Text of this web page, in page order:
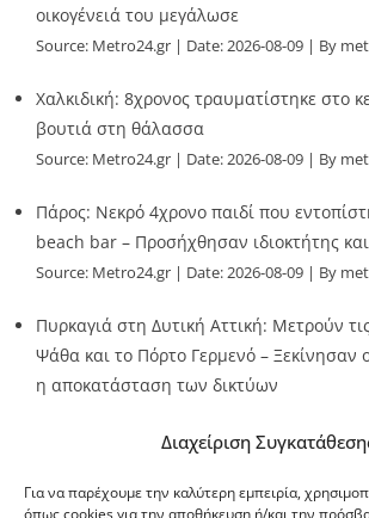
Διαχείριση
Για να παρέχουμε την καλύτερη εμπειρία,
όπως cookies για την αποθήκευση ή/και την
οικογένειά του μεγάλωσε
Source: Metro24.gr Date: 2026-08-09 By
Χαλκιδική: 8χρονος τραυματίστηκε στο
βουτιά στη θάλασσα
Source: Metro24.gr Date: 2026-08-09 By
Πάρος: Νεκρό 4χρονο παιδί που
beach bar – Προσήχθησαν ιδιοκτήτης και
Source: Metro24.gr Date: 2026-08-09 By
Πυρκαγιά στη Δυτική Αττική: Μετρούν
Ψάθα και το Πόρτο Γερμενό – Ξεκίνησαν
η αποκατάσταση των δικτύων